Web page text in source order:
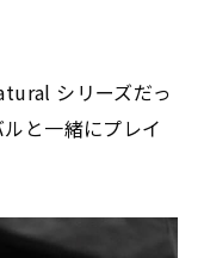
シリーズだっ
と一緒にプレイ